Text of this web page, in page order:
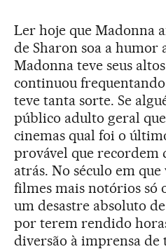
Ler hoje que Madonna
de Sharon soa a humor
Madonna teve seus
continuou
teve tanta sorte. Se
público adulto geral
cinemas qual foi o
provável que recordem
atrás. No século em que
filmes mais notórios só
um desastre absoluto
por terem rendido
diversão à imprensa de